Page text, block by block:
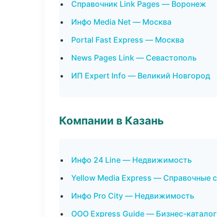
Справочник Link Pages — Воронеж
Инфо Media Net — Москва
Portal Fast Express — Москва
News Pages Link — Севастополь
ИП Expert Info — Великий Новгород
Компании в Казань
Инфо 24 Line — Недвижимость
Yellow Media Express — Справочные
Инфо Pro City — Недвижимость
ООО Express Guide — Бизнес-каталог